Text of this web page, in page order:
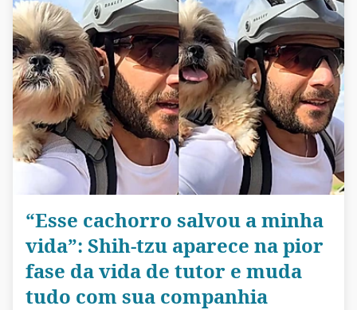
“Esse cachorro salvou a minha
vida”: Shih-tzu aparece na pior
fase da vida de tutor e muda
tudo com sua companhia